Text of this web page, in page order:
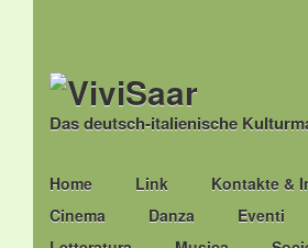
Das deutsch-italienische
Main menu
Skip
to
content
Home Link
Kontakte &
Cinema
Danza Eventi